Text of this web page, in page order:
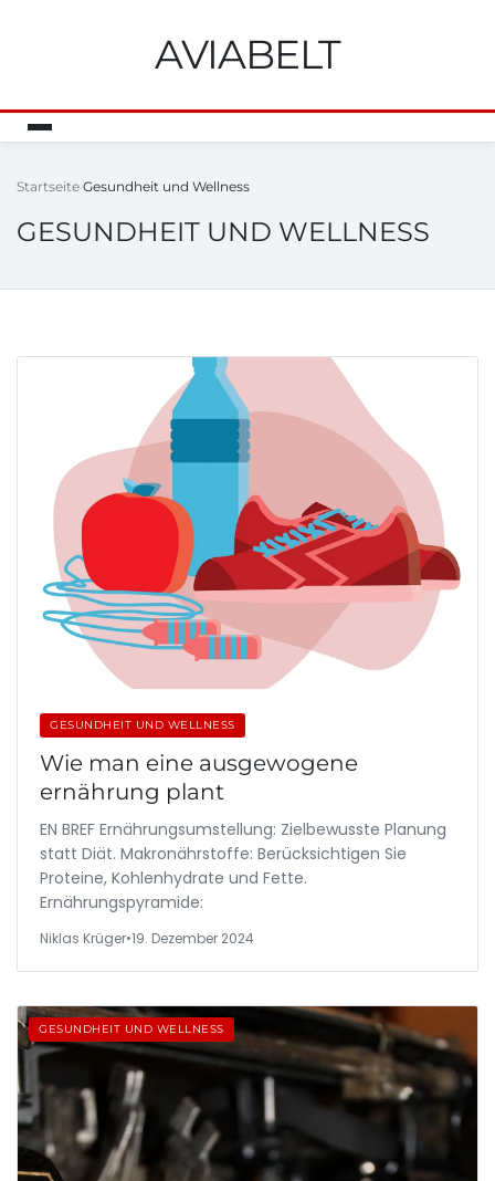
AVIABELT
Startseite Gesundheit und Wellness
GESUNDHEIT UND WELLNESS
GESUNDHEIT UND WELLNESS
Wie man eine ausgewogene
ernährung plant
EN BREF Ernährungsumstellung: Zielbewusste Planung
statt Diät. Makronährstoffe: Berücksichtigen Sie
Proteine, Kohlenhydrate und Fette.
Ernährungspyramide:
Niklas Krüger•19. Dezember 2024
GESUNDHEIT UND WELLNESS